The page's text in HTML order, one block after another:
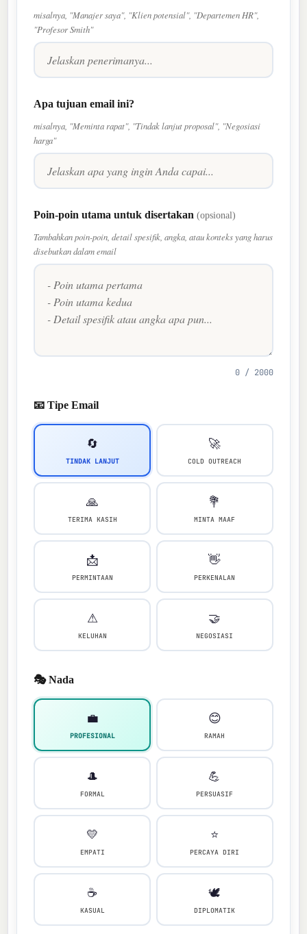
misalnya, "Manajer saya", "Klien potensial", "Departemen HR",
"Profesor Smith"
Apa tujuan email ini?
misalnya, "Meminta rapat", "Tindak lanjut proposal", "Negosiasi
harga"
Poin-poin utama untuk disertakan(opsional)
Tambahkan poin-poin, detail spesifik, angka, atau konteks yang harus
disebutkan dalam email
0 / 2000
📧 Tipe Email
🔄
TINDAK LANJUT
🚀
COLD OUTREACH
🙏
TERIMA KASIH
💐
MINTA MAAF
📩
PERMINTAAN
👋
PERKENALAN
⚠
KELUHAN
🤝
NEGOSIASI
🎭 Nada
💼
PROFESIONAL
😊
RAMAH
🎩
FORMAL
💪
PERSUASIF
💛
EMPATI
⭐
PERCAYA DIRI
☕
KASUAL
🕊
DIPLOMATIK